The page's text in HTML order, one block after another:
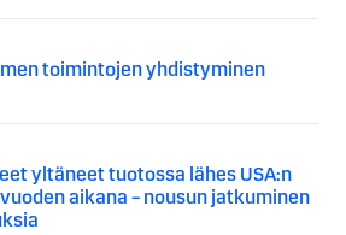
toimintojen yhdistyminen
yltäneet tuotossa lähes USA:n
aikana – nousun jatkuminen